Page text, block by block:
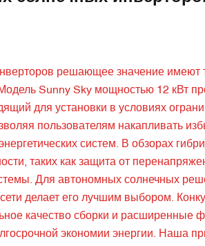
решающее значение имеют
Sunny Sky мощностью 12 кВт
для установки в условиях
пользователям накапливать
систем. В обзорах
таких как защита от
Для автономных солнечных
делает его лучшим выбором.
качество сборки и расширенные
экономии энергии. Наша